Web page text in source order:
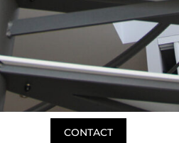
CONTACT
CONTACT